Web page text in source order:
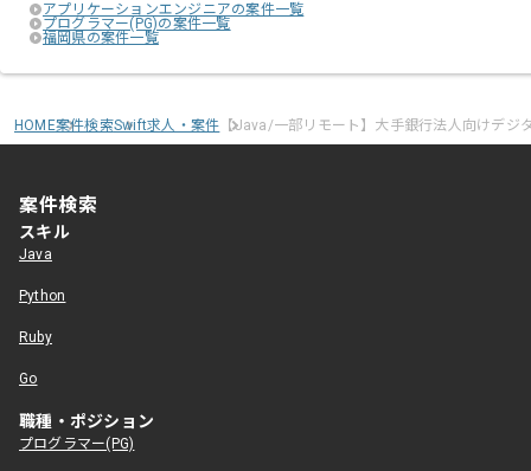
アプリケーションエンジニアの案件一覧
プログラマー(PG)の案件一覧
福岡県の案件一覧
HOME案件検索Swift求人・案件 【Java/一部リモート】大手銀行法人向けデジ
案件検索
スキル
Java
Python
Ruby
Go
職種・ポジション
プログラマー(PG)